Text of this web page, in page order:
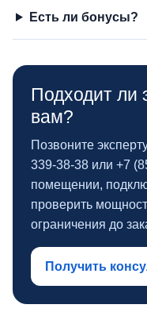
Есть ли бонусы?
Подходит ли
вам?
Позвоните
339‑38‑38 или +7
помещении,
проверить
ограничения до
Получить